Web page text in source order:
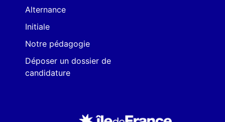
Alternance
Initiale
Notre pédagogie
Déposer un dossier de
candidature